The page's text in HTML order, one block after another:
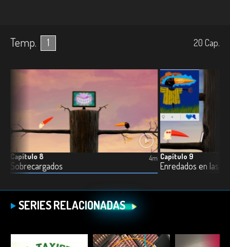
Temp. 1 20 Cap.
Capítulo 8
Sobrecargados
4m Capítulo 9
Enredados en las
SERIES RELACIONADAS